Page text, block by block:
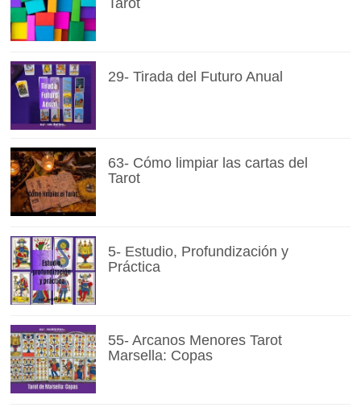
29- Tirada del Futuro Anual
63- Cómo limpiar las cartas del
Tarot
5- Estudio, Profundización y
Práctica
55- Arcanos Menores Tarot
Marsella: Copas